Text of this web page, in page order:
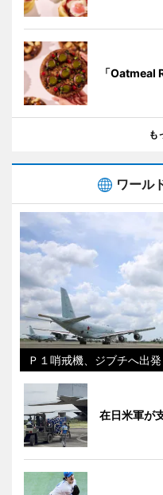
「Oatmeal
も
ワール
Ｐ１哨戒機、ジブチへ出発
在日米軍が